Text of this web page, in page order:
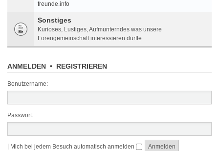
freunde.info
Sonstiges
Kurioses, Lustiges, Aufmunterndes was unsere
Forengemeinschaft interessieren dürfte
ANMELDEN • REGISTRIEREN
Benutzername:
Passwort:
Mich bei jedem Besuch automatisch anmelden